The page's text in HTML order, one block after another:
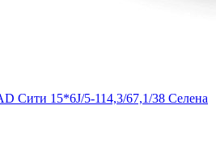
Сити 15*6J/5-114,3/67,1/38 Селена